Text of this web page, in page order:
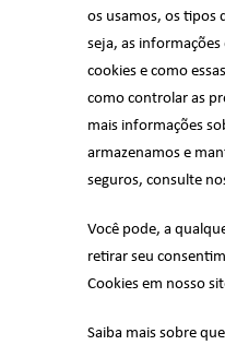
os usamos, os tipos
seja, as
cookies e como
como controlar as
mais informações
armazenamos e
seguros, consulte
Você pode, a
retirar seu
Cookies em nosso
Saiba mais sobre